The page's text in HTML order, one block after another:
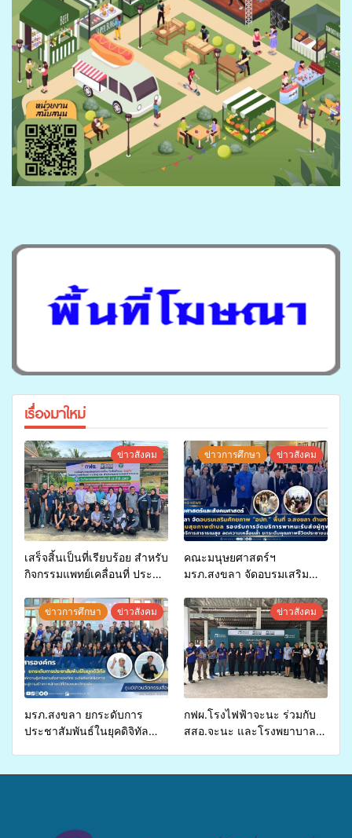
เรื่องมาใหม่
ข่าวสังคม
เสร็จสิ้นเป็นที่เรียบร้อย สำหรับ
กิจกรรมแพทย์เคลื่อนที่ ประจำ
สุขภาพแก่ประชาชนในพื้นที่
อำเภอจะนะ
ข่าวการศึกษา ข่าวสังคม
คณะมนุษยศาสตร์ฯ
มรภ.สงขลา จัดอบรมเสริม
จ่ายงบกองทุนสุขภาพตำบล
รองรับการจัดบริการพาหนะรับ
ส่งผู้ทุพพลภาพเพื่อเข้ารับ
บริการสาธารณสุข ลดความ
เหลื่อมล้ำ ยกระดับคุณภาพ
ชีวิตประชาชนอย่างยั่งยืน
ข่าวการศึกษา ข่าวสังคม
มรภ.สงขลา ยกระดับการ
ประชาสัมพันธ์ในยุคดิจิทัล
ข่าวสังคม
กฟผ.โรงไฟฟ้าจะนะ ร่วมกับ
สสอ.จะนะ และโรงพยาบาล